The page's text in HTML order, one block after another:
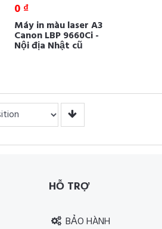
0 ₫
Máy in màu laser A3
Canon LBP 9660Ci -
Nội địa Nhật cũ
HỖ TRỢ
BẢO HÀNH